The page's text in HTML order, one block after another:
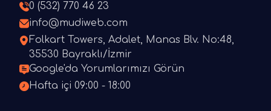
0 (532) 770 46 23
info@mudiweb.com
Folkart Towers, Adalet, Manas Blv. No:48,
35530 Bayraklı/İzmir
Google'da Yorumlarımızı Görün
Hafta içi 09:00 - 18:00